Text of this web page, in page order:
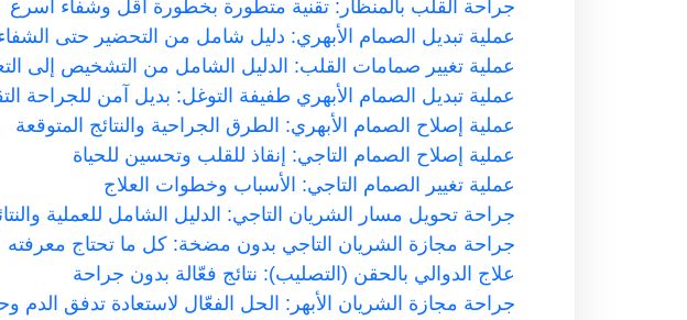
جراحة القلب بالمنظار: تقنية متطورة بخطورة أقل وشفاء أسرع
عملية تبديل الصمام الأبهري: دليل شامل من التحضير حتى
عملية تغيير صمامات القلب: الدليل الشامل من التشخيص إلى
عملية تبديل الصمام الأبهري طفيفة التوغل: بديل آمن للجراحة
عملية إصلاح الصمام الأبهري: الطرق الجراحية والنتائج المتوقعة
عملية إصلاح الصمام التاجي: إنقاذ للقلب وتحسين للحياة
عملية تغيير الصمام التاجي: الأسباب وخطوات العلاج
جراحة تحويل مسار الشريان التاجي: الدليل الشامل للعملية
جراحة مجازة الشريان التاجي بدون مضخة: كل ما تحتاج معرفته
علاج الدوالي بالحقن (التصليب): نتائج فعّالة بدون جراحة
جراحة مجازة الشريان الأبهر: الحل الفعّال لاستعادة تدفق الدم